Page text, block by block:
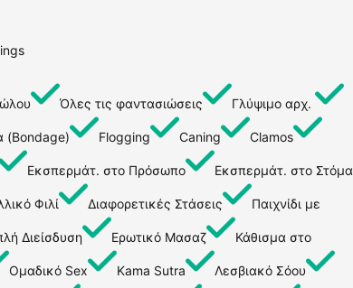
Όλες τις φαντασιώσεις Γλύψιμο αρχ.
(Bondage) Flogging Caning Clamos
Εκσπερμάτ. στο Πρόσωπο Εκσπερμάτ. στο Στόμα
Φιλί Διαφορετικές Στάσεις Παιχνίδι με
Διείσδυση Ερωτικό Μασαζ Κάθισμα στο
Ομαδικό Sex Kama Sutra Λεσβιακό Σόου